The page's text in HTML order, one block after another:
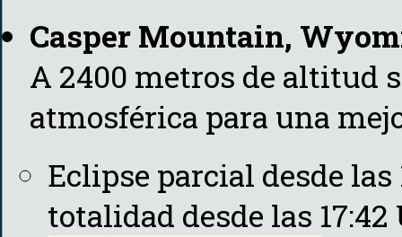
Casper Mountain,
A 2400 metros de altitud
atmosférica para una
Eclipse parcial desde las
totalidad desde las 17:42